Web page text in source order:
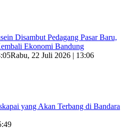
Disambut Pedagang Pasar Baru,
Ekonomi Bandung
Rabu, 22 Juli 2026 | 13:06
yang Akan Terbang di Bandara